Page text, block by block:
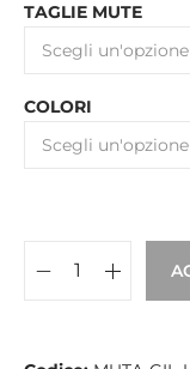
TAGLIE MUTE
COLORI